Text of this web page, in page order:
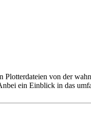
von der
ein Einblick in das